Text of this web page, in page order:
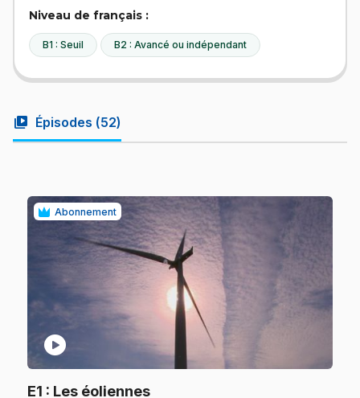
Niveau de français :
B1 : Seuil B2 : Avancé ou indépendant
video_library Épisodes (52)
Abonnement
play_circle
E1 : Les éoliennes.